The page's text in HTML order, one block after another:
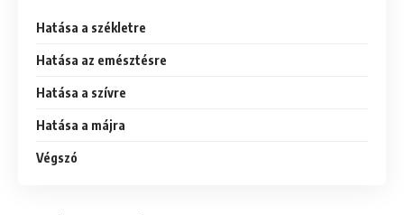
Hatása a székletre
Hatása az emésztésre
Hatása a szívre
Hatása a májra
Végszó